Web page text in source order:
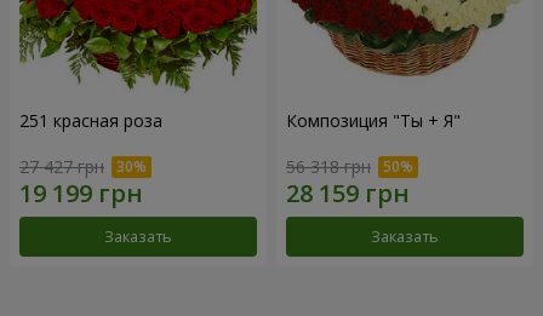
251 красная роза
27 427 грн
Заказать
Композиция "Ты + Я"
56 318 грн
Заказать